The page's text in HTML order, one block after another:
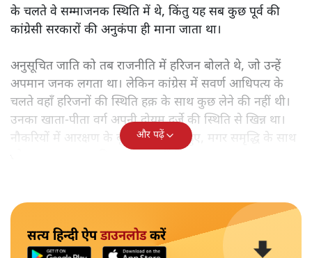
के चलते वे सम्माजनक स्थिति में थे, किंतु यह सब कुछ पूर्व की
कांग्रेसी सरकारों की अनुकंपा ही माना जाता था।
अनुसूचित जाति को तब राजनीति में हरिजन बोलते थे, जो उन्हें
अपमान जनक लगता था। लेकिन कांग्रेस में सवर्ण आधिपत्य के
चलते वहाँ हरिजनों की स्थिति हक़ के साथ कुछ लेने की नहीं थी।
उनका खाता-पीता वर्ग अपनी दोयम दर्जे की स्थिति से खिन्न था।
नौकरियों में आरक्षण के बूते वे समृद्ध तो हुए, मगर समृद्धि के साथ
जो आत्म-सम्मान चाहिए था, वह नहीं मिल रहा था।
और पढ़ें
सत्य हिन्दी ऐपडाउनलोडकरें